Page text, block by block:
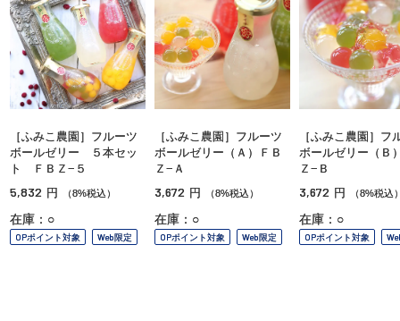
［ふみこ農園］フルーツ
ボールゼリー ５本セッ
ト ＦＢＺ−５
5,832 円 （8%税込）
在庫：○
OPポイント対象 Web限定
［ふみこ農園］フルーツ
ボールゼリー（Ａ）ＦＢ
Ｚ−Ａ
3,672 円 （8%税込）
在庫：○
OPポイント対象 Web限定
［ふみこ農園］フ
ボールゼリー（Ｂ
Ｚ−Ｂ
3,672 円 （8%税込
在庫：○
OPポイント対象